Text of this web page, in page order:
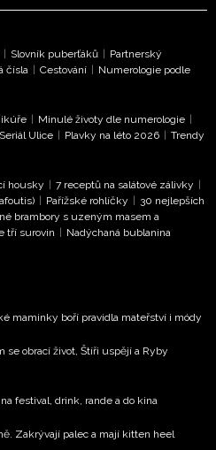
| Slovník puberťáků | Partnerský
čísla | Cestování | Numerologie podle
| Minulé životy dle numerologie |
Seriál Ulice | Plavky na léto 2026 | Trendy
housky | 7 receptů na salátové zálivky |
| Pařížské rohlíčky | 30 nejlepších
brambory s uzeným masem a
tří surovin | Nadýchaná bublanina
maminky boří pravidla mateřství i módy
se obrací život, Štíři uspějí a Ryby
festival, drink, rande a do kina
Zakrývají palec a mají kitten heel